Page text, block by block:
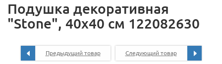
Подушка декоративная
"Stone", 40х40 см 122082630
Предыдущий товар Следующий товар